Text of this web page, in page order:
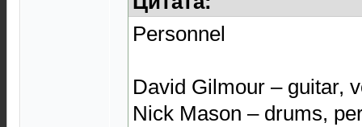
Personnel
David Gilmour – guitar,
Nick Mason – drums,